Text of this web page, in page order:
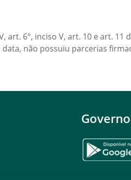
6°, inciso V, art. 10 e art. 11
não possuiu parcerias